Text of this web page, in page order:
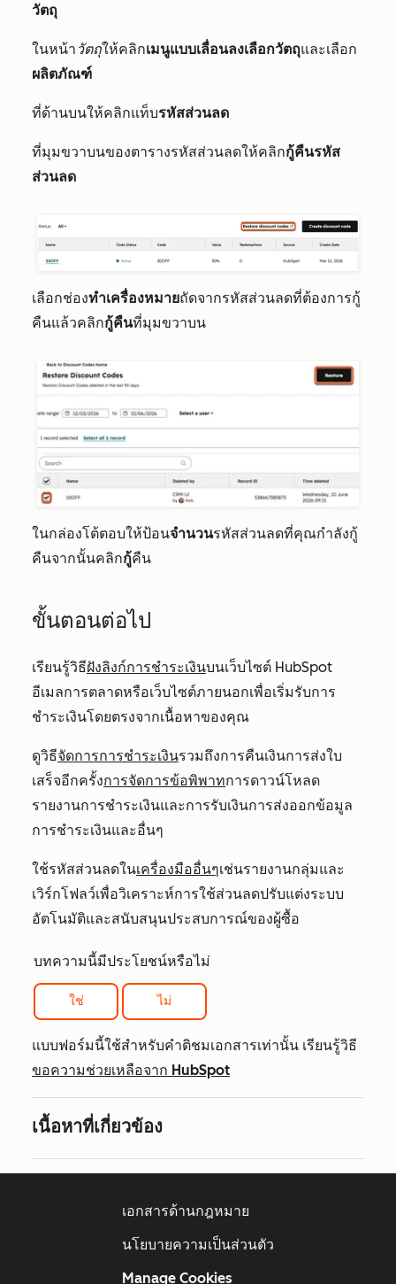
วัตถุ
ในหน้าวัตถุให้คลิกเมนูแบบเลื่อนลงเลือกวัตถุและเลือก
ผลิตภัณฑ์
ที่ด้านบนให้คลิกแท็บรหัสส่วนลด
ที่มุมขวาบนของตารางรหัสส่วนลดให้คลิกกู้คืนรหัส
ส่วนลด
เลือกช่องทำเครื่องหมายถัดจากรหัสส่วนลดที่ต้องการกู้
คืนแล้วคลิกกู้คืนที่มุมขวาบน
ในกล่องโต้ตอบให้ป้อนจำนวนรหัสส่วนลดที่คุณกำลังกู้
คืนจากนั้นคลิกกู้คืน
ขั้นตอนต่อไป
เรียนรู้วิธีฝังลิงก์การชำระเงินบนเว็บไซต์ HubSpot
อีเมลการตลาดหรือเว็บไซต์ภายนอกเพื่อเริ่มรับการ
ชำระเงินโดยตรงจากเนื้อหาของคุณ
ดูวิธีจัดการการชำระเงินรวมถึงการคืนเงินการส่งใบ
เสร็จอีกครั้งการจัดการข้อพิพาทการดาวน์โหลด
รายงานการชำระเงินและการรับเงินการส่งออกข้อมูล
การชำระเงินและอื่นๆ
ใช้รหัสส่วนลดในเครื่องมืออื่นๆเช่นรายงานกลุ่มและ
เวิร์กโฟลว์เพื่อวิเคราะห์การใช้ส่วนลดปรับแต่งระบบ
อัตโนมัติและสนับสนุนประสบการณ์ของผู้ซื้อ
บทความนี้มีประโยชน์หรือไม่
ใช่ ไม่
แบบฟอร์มนี้ใช้สำหรับคำติชมเอกสารเท่านั้น เรียนรู้วิธี
ขอความช่วยเหลือจาก HubSpot
เนื้อหาที่เกี่ยวข้อง
เอกสารด้านกฎหมาย
นโยบายความเป็นส่วนตัว
Manage Cookies